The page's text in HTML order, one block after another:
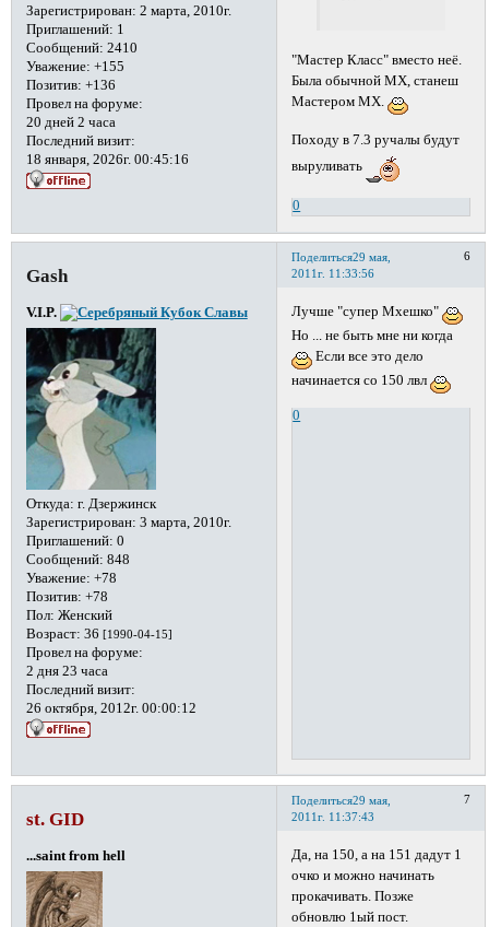
Зарегистрирован: 2 марта, 2010г.
Приглашений: 1
Сообщений: 2410
Уважение: +155
Позитив: +136
Провел на форуме:
20 дней 2 часа
Последний визит:
18 января, 2026г. 00:45:16
"Мастер Класс" вместо неё.
Была обычной МХ, станеш
Мастером МХ.
Походу в 7.3 ручалы будут
выруливать
0
Поделиться 6
29 мая,
2011г. 11:33:56
Gash
V.I.P.
Откуда: г. Дзержинск
Зарегистрирован: 3 марта, 2010г.
Приглашений: 0
Сообщений: 848
Уважение: +78
Позитив: +78
Пол: Женский
Возраст: 36 [1990-04-15]
Провел на форуме:
2 дня 23 часа
Последний визит:
26 октября, 2012г. 00:00:12
Лучше "супер Мхешко"
Но ... не быть мне ни когда
Если все это дело
начинается со 150 лвл
0
Поделиться 7
29 мая,
2011г. 11:37:43
st. GID
...saint from hell
Да, на 150, а на 151 дадут 1
очко и можно начинать
прокачивать. Позже
обновлю 1ый пост.